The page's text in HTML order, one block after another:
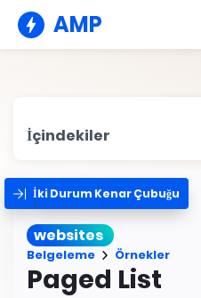
AMP
İçindekiler
İki Durum Kenar Çubuğu
websites
Belgeleme Örnekler
Paged List